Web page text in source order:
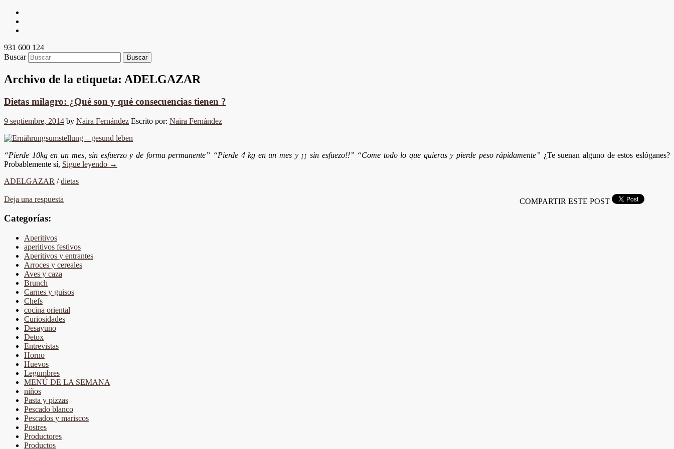
931 600 124
Buscar
Archivo de la etiqueta: ADELGAZAR
Dietas milagro: ¿Qué son y qué consecuencias tienen ?
9 septiembre, 2014 by Naira Fernández Escrito por: Naira Fernández
“Pierde 10kg en un mes, sin esfuerzo y de forma permanente” “Pierde 4 kg en un mes y ¡¡ sin esfuezo!!” “Come todo lo que quieras y pierde peso rápidamente” ¿Te suenan alguno de estos eslóganes?
Probablemente sí, Sigue leyendo →
ADELGAZAR /dietas
Deja una respuesta COMPARTIR ESTE POST
Categorías:
Aperitivos
aperitivos festivos
Aperitivos y entrantes
Arroces y cereales
Aves y caza
Brunch
Carnes y guisos
Chefs
cocina oriental
Curiosidades
Desayuno
Detox
Entrevistas
Horno
Huevos
Legumbres
MENÚ DE LA SEMANA
niños
Pasta y pizzas
Pescado blanco
Pescados y mariscos
Postres
Productores
Productos